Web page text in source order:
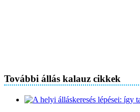
További állás kalauz cikkek